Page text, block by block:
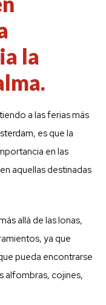
la
a las ferias más
, es que la
en las
aquellas destinadas
allá de las lonas,
ya que
pueda encontrarse
alfombras, cojines,